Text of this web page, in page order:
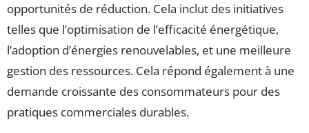
opportunités de réduction. Cela inclut des initiatives
telles que l’optimisation de l’efficacité énergétique,
l’adoption d’énergies renouvelables, et une meilleure
gestion des ressources. Cela répond également à une
demande croissante des consommateurs pour des
pratiques commerciales durables.